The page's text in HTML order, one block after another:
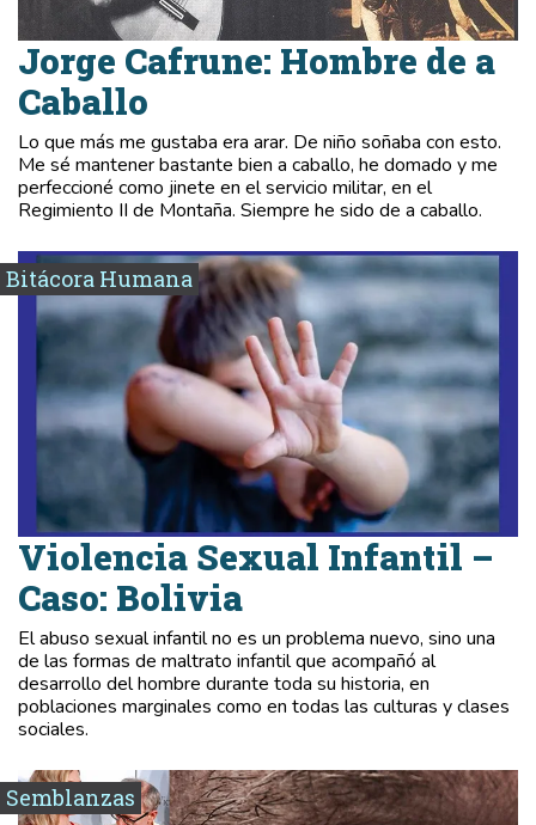
Jorge Cafrune: Hombre de a
Caballo
Lo que más me gustaba era arar. De niño soñaba con esto.
Me sé mantener bastante bien a caballo, he domado y me
perfeccioné como jinete en el servicio militar, en el
Regimiento II de Montaña. Siempre he sido de a caballo.
Bitácora Humana
Violencia Sexual Infantil –
Caso: Bolivia
El abuso sexual infantil no es un problema nuevo, sino una
de las formas de maltrato infantil que acompañó al
desarrollo del hombre durante toda su historia, en
poblaciones marginales como en todas las culturas y clases
sociales.
Semblanzas